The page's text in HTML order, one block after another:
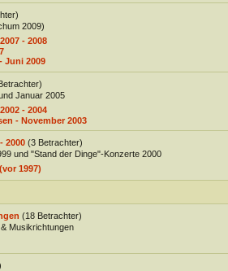
2009)
- 2008
Juni 2009
Januar 2005
- 2004
- November 2003
2000 (3 Betrachter)
und "Stand der Dinge"-Konzerte 2000
1997)
(18 Betrachter)
Musikrichtungen